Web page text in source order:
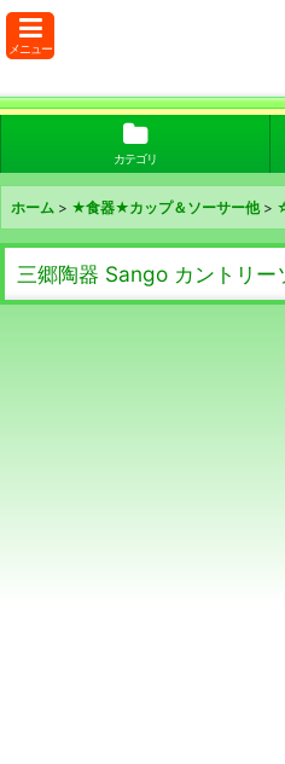
メニュー
カテゴリ
ホーム > ★食器★カップ＆ソーサー他 >
三郷陶器 Sango カントリ